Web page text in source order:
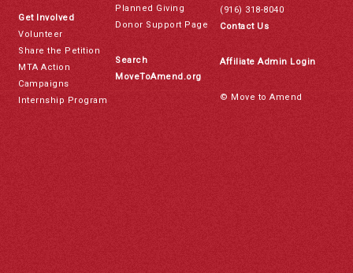
Get Involved
Volunteer
Share the Petition
MTA Action
Campaigns
Internship Program
Planned Giving
Donor Support Page
Search
MoveToAmend.org
(916) 318-8040
Contact Us
Affiliate Admin Login
© Move to Amend